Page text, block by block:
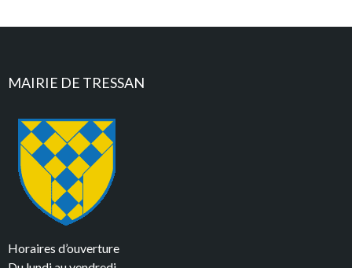
MAIRIE DE TRESSAN
Horaires d’ouverture